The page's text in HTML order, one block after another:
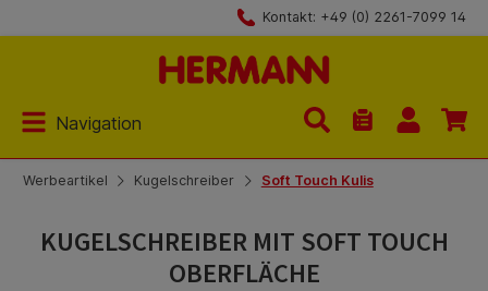
Kontakt: +49 (0) 2261-7099 14
Navigation
Du hast 0
Werbeartikel Kugelschreiber Soft Touch Kulis
KUGELSCHREIBER MIT SOFT TOUCH
OBERFLÄCHE